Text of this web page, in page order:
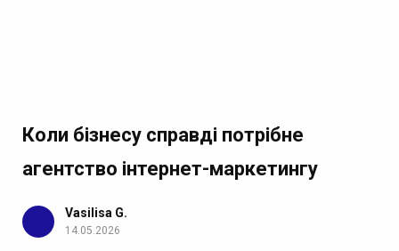
Коли бізнесу справді потрібне
агентство інтернет-маркетингу
Vasilisa G.
14.05.2026